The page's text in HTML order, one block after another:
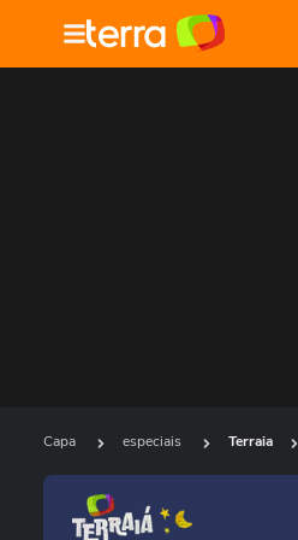
Capa especiais Terraia